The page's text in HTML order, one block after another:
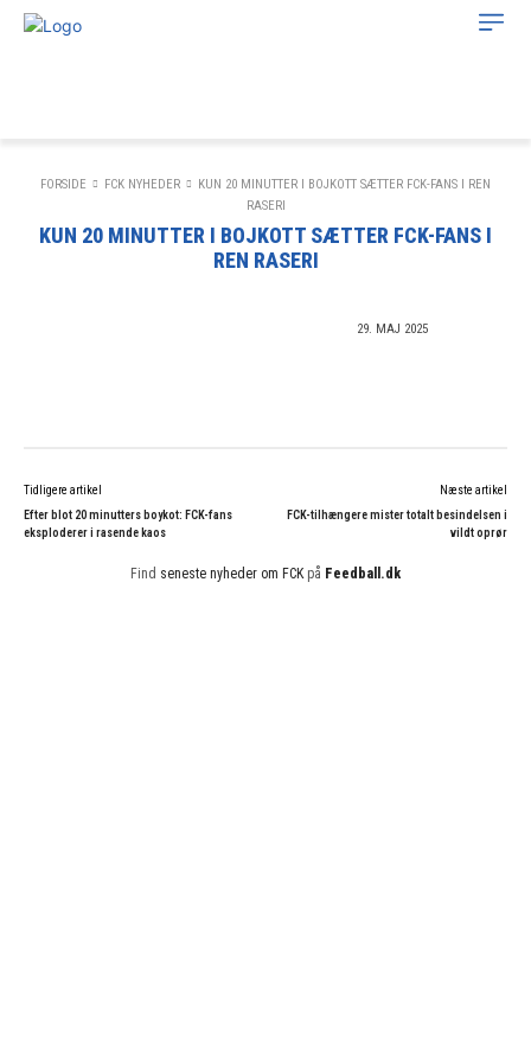
FORSIDE FCK NYHEDER
KUN 20 MINUTTER I BOJKOTT SÆTTER FCK-FANS I REN
RASERI
KUN 20 MINUTTER I BOJKOTT SÆTTER FCK-FANS I
REN RASERI
29. MAJ 2025
Tidligere artikel
Efter blot 20 minutters boykot: FCK-fans
eksploderer i rasende kaos
Næste artikel
FCK-tilhængere mister totalt besindelsen i
vildt oprør
Find seneste nyheder om FCKpå Feedball.dk